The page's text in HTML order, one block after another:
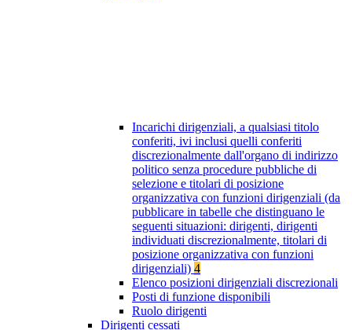
Incarichi dirigenziali, a qualsiasi titolo
conferiti, ivi inclusi quelli conferiti
discrezionalmente dall'organo di indirizzo
politico senza procedure pubbliche di
selezione e titolari di posizione
organizzativa con funzioni dirigenziali (da
pubblicare in tabelle che distinguano le
seguenti situazioni: dirigenti, dirigenti
individuati discrezionalmente, titolari di
posizione organizzativa con funzioni
dirigenziali) 4
Elenco posizioni dirigenziali discrezionali
Posti di funzione disponibili
Ruolo dirigenti
Dirigenti cessati